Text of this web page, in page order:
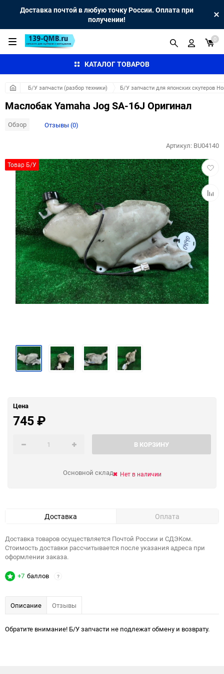
Доставка почтой в любую точку России. Оплата при
получении!
КАТАЛОГ ТОВАРОВ
0
Б/У запчасти (разбор техники) Б/У запчасти для японских скутеров
Маслобак Yamaha Jog SA-16J Оригинал
Обзор Отзывы (0)
Товар Б/У
в
к
Артикул: BU04140
Цена
745₽
В КОРЗИНУ
Основной склад Нет в наличии
Доставка Оплата
Доставка товаров осуществляется Почтой России и СДЭКом.
Стоимость доставки рассчитывается после указания адреса при
оформлении заказа.
+7 баллов ?
Описание Отзывы
Обратите внимание! Б/У запчасти не подлежат обмену и возврату.